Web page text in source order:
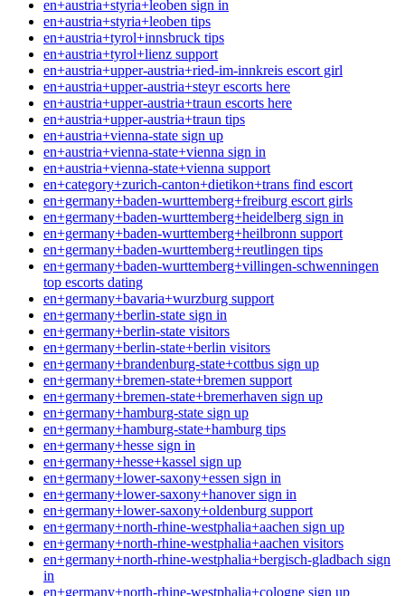
en+austria+styria+leoben sign in
en+austria+styria+leoben tips
en+austria+tyrol+innsbruck tips
en+austria+tyrol+lienz support
en+austria+upper-austria+ried-im-innkreis escort girl
en+austria+upper-austria+steyr escorts here
en+austria+upper-austria+traun escorts here
en+austria+upper-austria+traun tips
en+austria+vienna-state sign up
en+austria+vienna-state+vienna sign in
en+austria+vienna-state+vienna support
en+category+zurich-canton+dietikon+trans find escort
en+germany+baden-wurttemberg+freiburg escort girls
en+germany+baden-wurttemberg+heidelberg sign in
en+germany+baden-wurttemberg+heilbronn support
en+germany+baden-wurttemberg+reutlingen tips
en+germany+baden-wurttemberg+villingen-schwenningen
top escorts dating
en+germany+bavaria+wurzburg support
en+germany+berlin-state sign in
en+germany+berlin-state visitors
en+germany+berlin-state+berlin visitors
en+germany+brandenburg-state+cottbus sign up
en+germany+bremen-state+bremen support
en+germany+bremen-state+bremerhaven sign up
en+germany+hamburg-state sign up
en+germany+hamburg-state+hamburg tips
en+germany+hesse sign in
en+germany+hesse+kassel sign up
en+germany+lower-saxony+essen sign in
en+germany+lower-saxony+hanover sign in
en+germany+lower-saxony+oldenburg support
en+germany+north-rhine-westphalia+aachen sign up
en+germany+north-rhine-westphalia+aachen visitors
en+germany+north-rhine-westphalia+bergisch-gladbach sign
in
en+germany+north-rhine-westphalia+cologne sign up